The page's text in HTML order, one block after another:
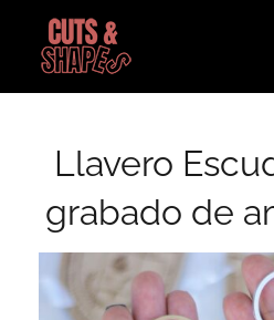
content
Llavero
grabado de